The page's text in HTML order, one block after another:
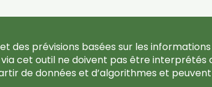
des prévisions basées sur les informations
cet outil ne doivent pas être interprétés
de données et d’algorithmes et